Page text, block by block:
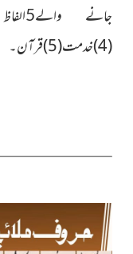
جانے والے5الفاظ یہ ہیں: (1)نیند(2)اچھی(3)حصہ
(4)خدمت(5)قرآن۔